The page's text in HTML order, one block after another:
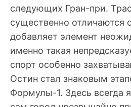
следующих Гран-при.
существенно отличаются
добавляет элемент
именно такая
спорт особенно
Остин стал знаковым
Формулы-1. Здесь всегда